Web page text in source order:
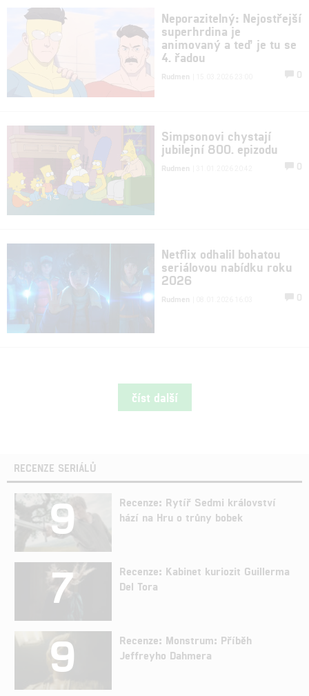
Neporazitelný: Nejostřejší
superhrdina je
animovaný a teď je tu se
4. řadou
Rudmen 0
Simpsonovi chystají
jubilejní 800. epizodu
Rudmen 0
Netflix odhalil bohatou
seriálovou nabídku roku
2026
Rudmen 0
číst další
RECENZE SERIÁLŮ
9
Recenze: Rytíř Sedmi království
hází na Hru o trůny bobek
7
Recenze: Kabinet kuriozit Guillerma
Del Tora
9
Recenze: Monstrum: Příběh
Jeffreyho Dahmera